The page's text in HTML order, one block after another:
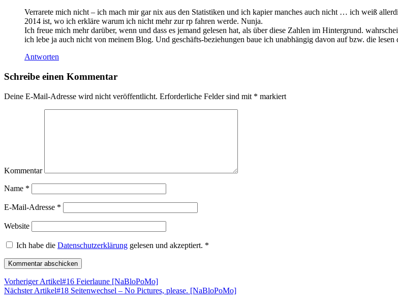
Verrarete mich nicht – ich mach mir gar nix aus den Statistiken und ich kapier manches auch nicht … ich weiß
2014 ist, wo ich erkläre warum ich nicht mehr zur rp fahren werde. Nunja.
Ich freue mich mehr darüber, wenn und dass es jemand gelesen hat, als über diese Zahlen im Hintergrund.
ich lebe ja auch nicht von meinem Blog. Und geschäfts-beziehungen baue ich unabhängig davon auf bzw. die
Antworten
Schreibe einen Kommentar
Deine E-Mail-Adresse wird nicht veröffentlicht. Erforderliche Felder sind mit * markiert
Kommentar
Name *
E-Mail-Adresse *
Website
Ich habe die Datenschutzerklärung gelesen und akzeptiert. *
Vorheriger Artikel#16 Feierlaune [NaBloPoMo]
Nächster Artikel#18 Seitenwechsel – No Pictures, please. [NaBloPoMo]